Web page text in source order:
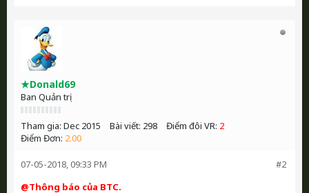
★Donald69
Ban Quản trị
Tham gia: Dec 2015 Bài viết: 298 Điểm đôi VR: 2
Điểm Đơn: 2.00
#2
07-05-2018, 09:33 PM
@Thông báo của BTC.